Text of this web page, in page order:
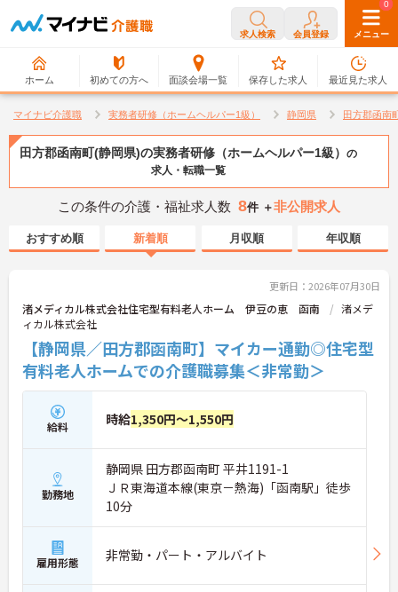
求人検索 会員登録 メニュー
ホーム 初めての方へ 面談会場一覧
0
保存した求人
0
最近見た求人
マイナビ介護職 実務者研修（ホームヘルパー1級） 静岡県 田方郡函南
田方郡函南町(静岡県)の実務者研修（ホームヘルパー1級） の
求人・転職一覧
この条件の介護・福祉求人数 8件 ＋非公開求人
おすすめ順 新着順 月収順 年収順
更新日：2026年07月30日
渚メディカル株式会社住宅型有料老人ホーム 伊豆の恵 函南
渚メデ
ィカル株式会社
【静岡県／田方郡函南町】マイカー通勤◎住宅型
有料老人ホームでの介護職募集＜非常勤＞
給料 時給1,350円～1,550円
勤務地
静岡県 田方郡函南町 平井1191-1
ＪＲ東海道本線(東京－熱海)「函南駅」徒歩
10分
雇用形態 非常勤・パート・アルバイト